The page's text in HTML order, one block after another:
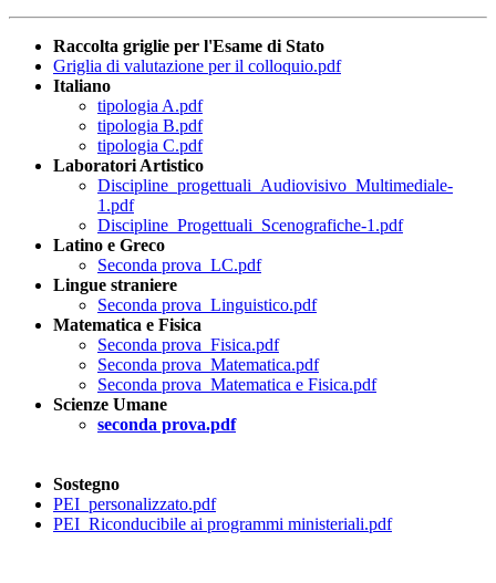
Raccolta griglie per l'Esame di Stato
Griglia di valutazione per il colloquio.pdf
Italiano
tipologia A.pdf
tipologia B.pdf
tipologia C.pdf
Laboratori Artistico
Discipline_progettuali_Audiovisivo_Multimediale-
1.pdf
Discipline_Progettuali_Scenografiche-1.pdf
Latino e Greco
Seconda prova_LC.pdf
Lingue straniere
Seconda prova_Linguistico.pdf
Matematica e Fisica
Seconda prova_Fisica.pdf
Seconda prova_Matematica.pdf
Seconda prova_Matematica e Fisica.pdf
Scienze Umane
seconda prova.pdf
Sostegno
PEI_personalizzato.pdf
PEI_Riconducibile ai programmi ministeriali.pdf